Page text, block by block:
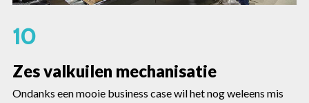
10
Zes valkuilen mechanisatie
Ondanks een mooie business case wil het nog weleens mis